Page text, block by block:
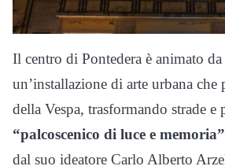
Il centro di Pontedera è animato da
un’installazione di arte urbana che
della Vespa, trasformando strade e
“palcoscenico di luce e memoria”
dal suo ideatore Carlo Alberto